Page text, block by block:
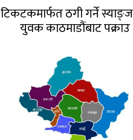
टिकटकमार्फत ठगी गर्ने
युवक काठमाडौंबाट पक्राउ